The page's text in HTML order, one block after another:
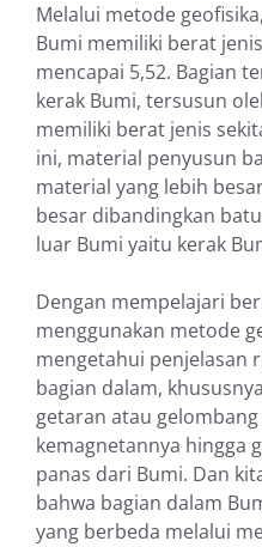
Melalui metode
Bumi memiliki berat
mencapai 5,52. Bagian
kerak Bumi, tersusun
memiliki berat jenis
ini, material penyusun
material yang lebih
besar dibandingkan
luar Bumi yaitu kerak
Dengan mempelajari
menggunakan metode
mengetahui penjelasan
bagian dalam,
getaran atau
kemagnetannya hingga
panas dari Bumi. Dan
bahwa bagian dalam
yang berbeda melalui